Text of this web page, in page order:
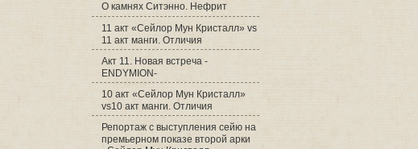
О камнях Ситэнно. Нефрит
11 акт «Сейлор Мун Кристалл» vs
11 акт манги. Отличия
Акт 11. Новая встреча -
ENDYMION-
10 акт «Сейлор Мун Кристалл»
vs10 акт манги. Отличия
Репортаж с выступления сейю на
премьерном показе второй арки